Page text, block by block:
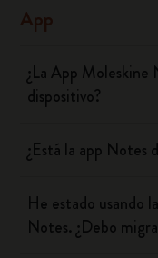
App
¿La App
dispositivo?
¿Está la app Notes
He estado usando
Notes. ¿Debo